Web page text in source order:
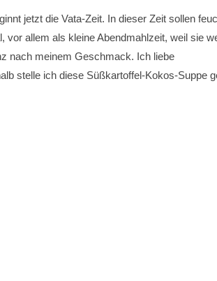
jetzt die Vata-Zeit. In dieser Zeit sollen
vor allem als kleine Abendmahlzeit, weil sie
nach meinem Geschmack. Ich liebe
stelle ich diese Süßkartoffel-Kokos-Suppe